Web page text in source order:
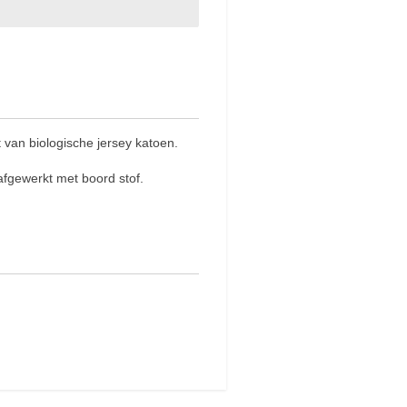
biologische jersey katoen.
met boord stof.